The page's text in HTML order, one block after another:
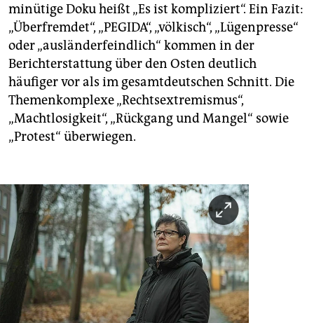
minütige Doku heißt „Es ist kompliziert“. Ein Fazit:
„Überfremdet“, „PEGIDA“, „völkisch“, „Lügenpresse“
oder „ausländerfeindlich“ kommen in der
Berichterstattung über den Osten deutlich
häufiger vor als im gesamtdeutschen Schnitt. Die
Themenkomplexe „Rechtsextremismus“,
„Machtlosigkeit“, „Rückgang und Mangel“ sowie
„Protest“ überwiegen.